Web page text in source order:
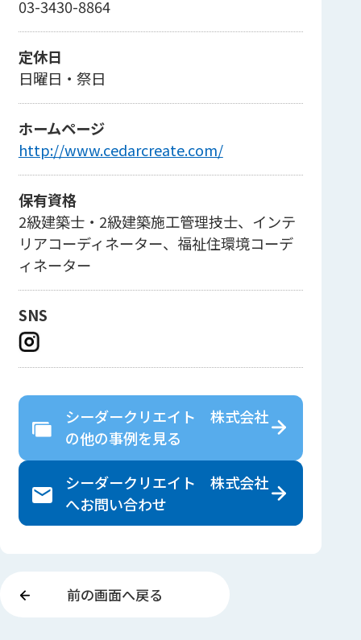
03-3430-8864
定休日
日曜日・祭日
ホームページ
http://www.cedarcreate.com/
保有資格
2級建築士・2級建築施工管理技士、インテ
リアコーディネーター、福祉住環境コーデ
ィネーター
SNS
シーダークリエイト 株式会社
の他の事例を見る
シーダークリエイト 株式会社
へお問い合わせ
前の画面へ戻る